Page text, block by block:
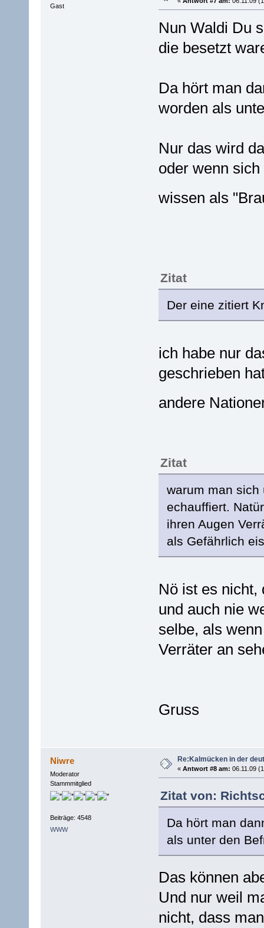
Gast
Nun Waldi Du
die besetzt
Da hört man
worden als
Nur das wird
oder wenn
wissen als
Zitat
Der eine zitiert
ich habe nur
geschrieben
andere
Zitat
warum man sich
echauffiert.
ihren Augen
als Gefährlich
Nö ist es nicht,
und auch nie
selbe, als
Verräter an
Gruss
Niwre
Moderator
Stammmitglied
Beiträge: 4548
WWW
Re:Kalmücken in der
« Antwort #8 am: 06.11.09
Zitat von:
Da hört man
als unter den
Das können
Und nur weil
nicht, dass